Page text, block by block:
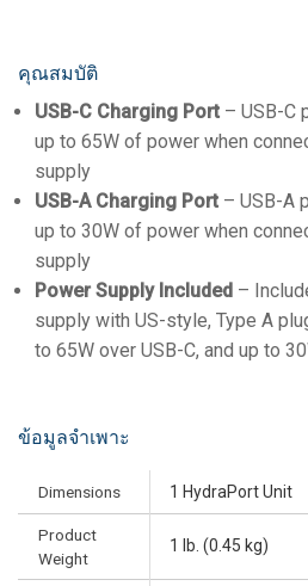
คุณสมบัติ
USB-C Charging Port – USB-C
up to 65W of power when
supply
USB-A Charging Port – USB-A
up to 30W of power when
supply
Power Supply Included –
supply with US-style, Type A
to 65W over USB-C, and up to
ข้อมูลจำเพาะ
Dimensions 1 HydraPort Unit
Product
Weight
1 lb. (0.45 kg)